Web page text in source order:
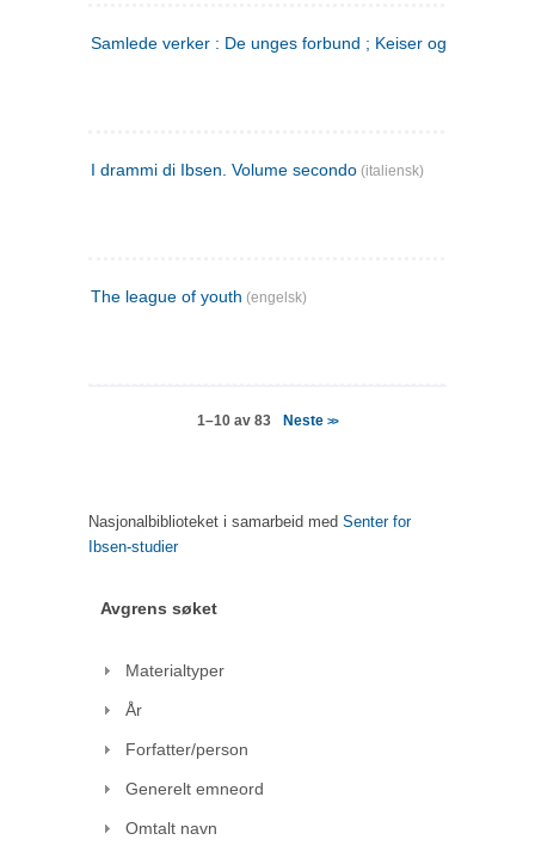
Samlede verker : De unges forbund ; Keiser og Galilæer. 3
I drammi di Ibsen. Volume secondo (italiensk)
The league of youth (engelsk)
1–10 av 83 Neste>>
Nasjonalbiblioteket i samarbeid med Senter for
Ibsen-studier
Avgrens søket
Materialtyper
År
Forfatter/person
Generelt emneord
Omtalt navn